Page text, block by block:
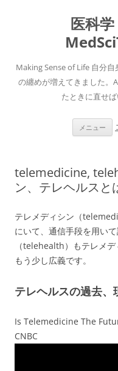
医科
Making Sense of Life 自分
の纏めが増えてきました。
たときに直せ
メニュー
telemedicine,
ン、テレヘルスと
テレメディシン（
にいて、通信手段を用い
（telehealth）もテレメデ
もう少し広義です。
テレヘルスの過去、
Is Telemedicine The
CNBC